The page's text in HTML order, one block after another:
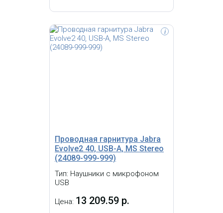
Проводная гарнитура Jabra
Evolve2 40, USB-A, MS Stereo
(24089-999-999)
Тип: Наушники с микрофоном
USB
Цена: 13 209.59 р.
i